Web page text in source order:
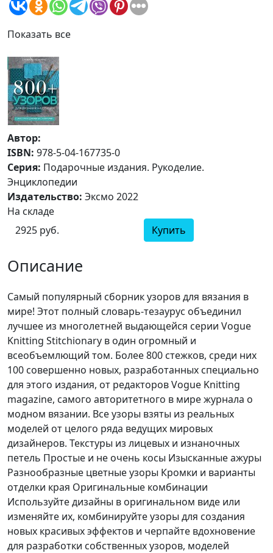
Показать все
Автор:
ISBN: 978-5-04-167735-0
Серия: Подарочные издания. Рукоделие.
Энциклопедии
Издательство: Эксмо 2022
На складе
2925 руб.
Купить
Описание
Самый популярный сборник узоров для вязания в
мире! Этот полный словарь-тезаурус объединил
лучшее из многолетней выдающейся серии Vogue
Knitting Stitchionary в один огромный и
всеобъемлющий том. Более 800 стежков, среди них
100 совершенно новых, разработанных специально
для этого издания, от редакторов Vogue Knitting
magazine, самого авторитетного в мире журнала о
модном вязании. Все узоры взяты из реальных
моделей от целого ряда ведущих мировых
дизайнеров. Текстуры из лицевых и изнаночных
петель Простые и не очень косы Изысканные ажуры
Разнообразные цветные узоры Кромки и варианты
отделки края Оригинальные комбинации
Используйте дизайны в оригинальном виде или
изменяйте их, комбинируйте узоры для создания
новых красивых эффектов и черпайте вдохновение
для разработки собственных узоров, моделей